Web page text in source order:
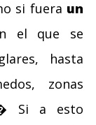
si fuera un
el que se
hasta
zonas
Si a esto